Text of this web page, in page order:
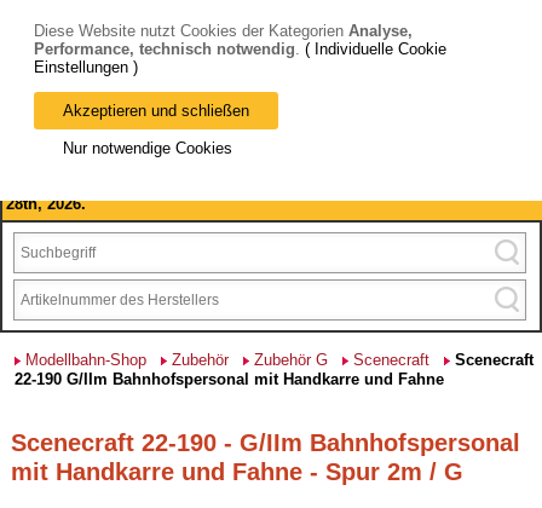
Bitte beachten Sie: wir machen Betriebsferien, vom 03. bis 28.
August 2026 haben wir geschlossen.
28th, 2026.
Modellbahn-Shop Zubehör Zubehör G Scenecraft
Scenecraft
22-190 G/IIm Bahnhofspersonal mit Handkarre und Fahne
Scenecraft 22-190 - G/IIm Bahnhofspersonal
mit Handkarre und Fahne - Spur 2m / G
Diese Website nutzt Cookies der Kategorien Analyse,
Performance, technisch notwendig. ( Individuelle Cookie
Einstellungen )
Akzeptieren und schließen
Nur notwendige Cookies